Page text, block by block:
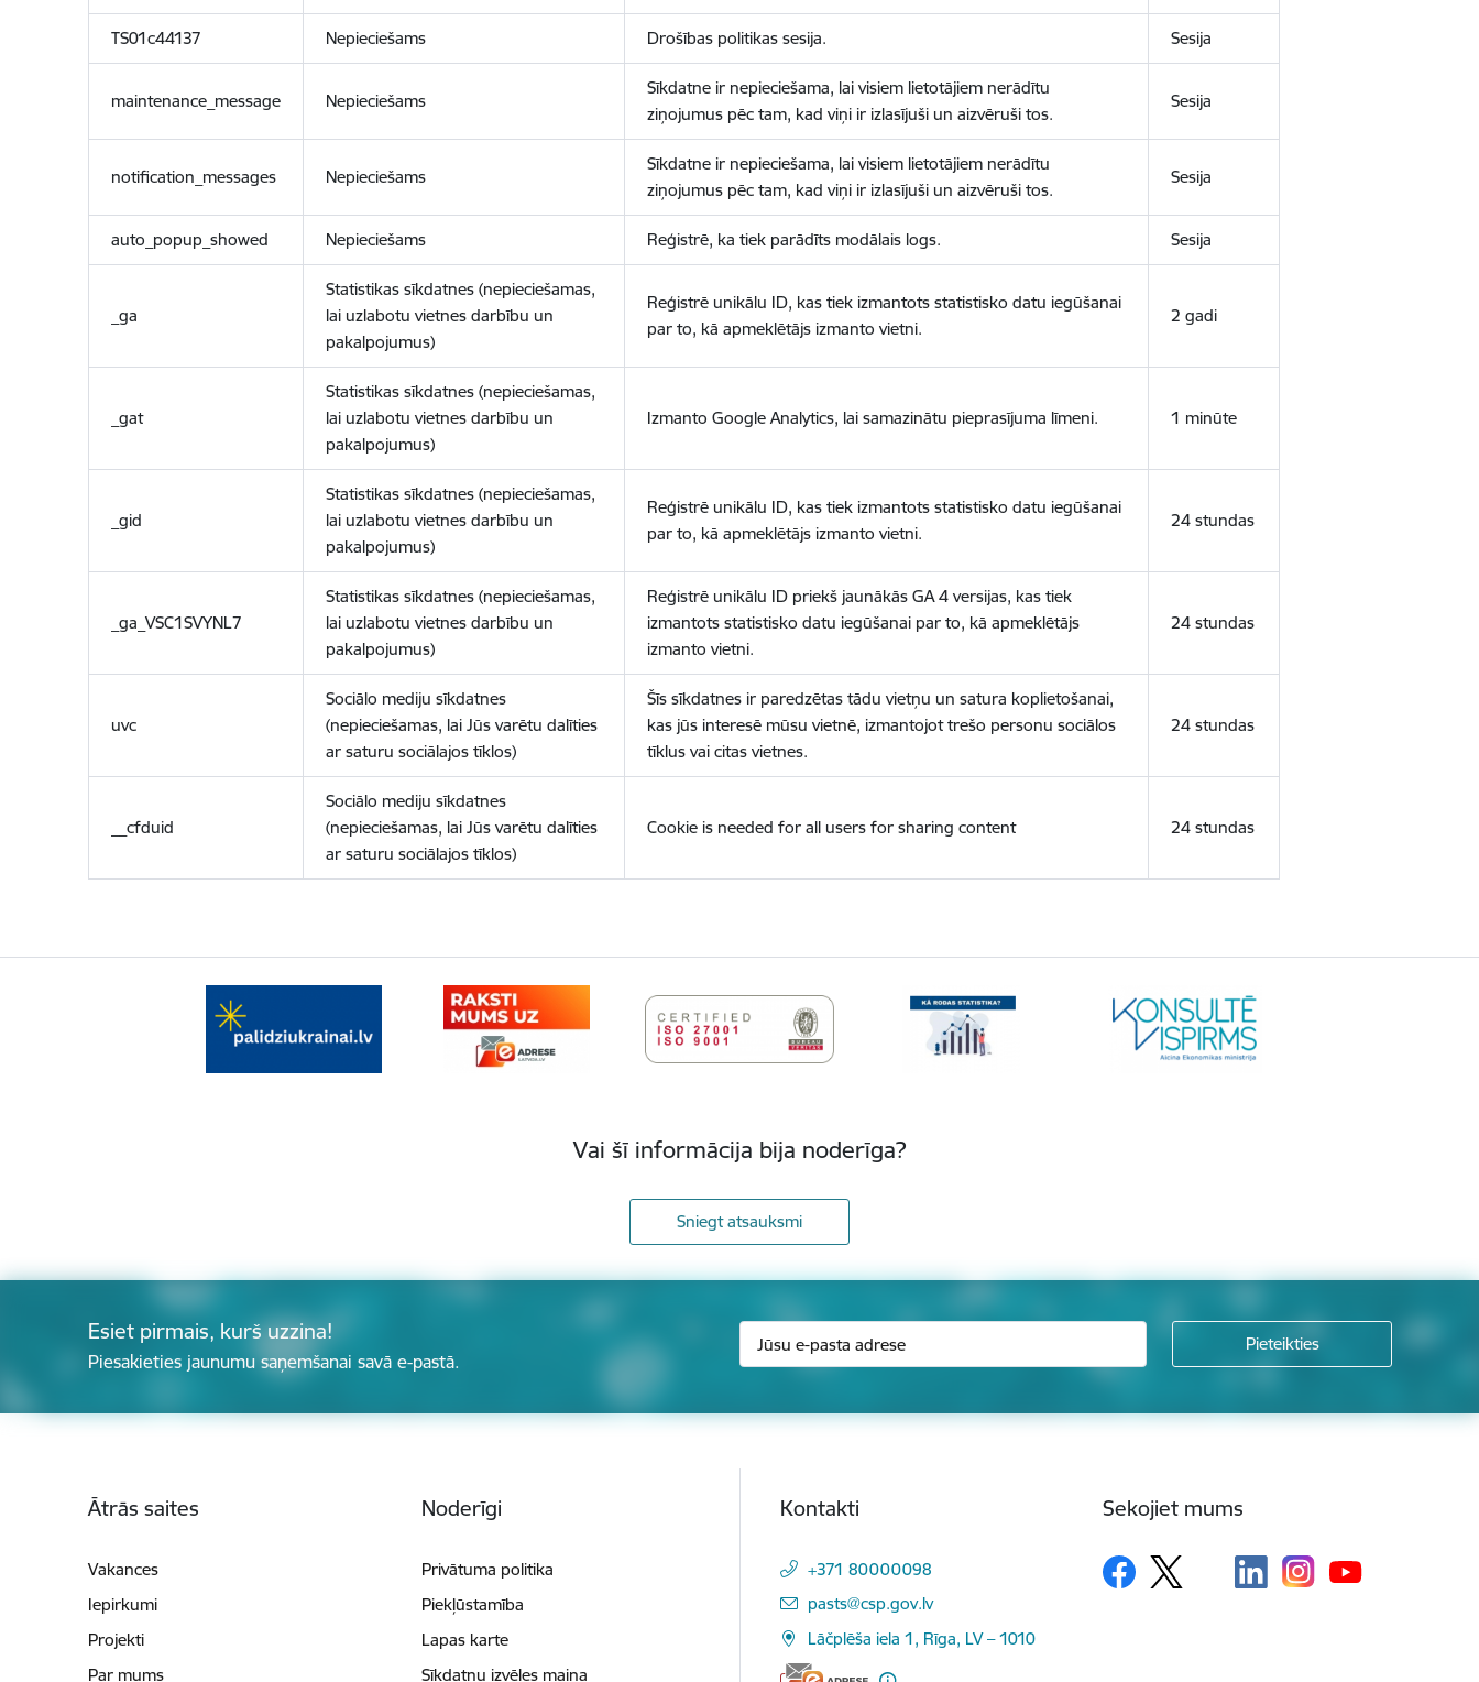
TS01c44137 Nepieciešams Drošības politikas sesija. Sesija
maintenance_message Nepieciešams
Sīkdatne ir nepieciešama, lai visiem lietotājiem nerādītu
ziņojumus pēc tam, kad viņi ir izlasījuši un aizvēruši tos.
Sesija
notification_messages Nepieciešams
Sīkdatne ir nepieciešama, lai visiem lietotājiem nerādītu
ziņojumus pēc tam, kad viņi ir izlasījuši un aizvēruši tos.
Sesija
auto_popup_showed Nepieciešams Reģistrē, ka tiek parādīts modālais logs. Sesija
_ga
Statistikas sīkdatnes (nepieciešamas,
lai uzlabotu vietnes darbību un
pakalpojumus)
Reģistrē unikālu ID, kas tiek izmantots statistisko datu iegūšanai
par to, kā apmeklētājs izmanto vietni.
2 gadi
_gat
Statistikas sīkdatnes (nepieciešamas,
lai uzlabotu vietnes darbību un
pakalpojumus)
Izmanto Google Analytics, lai samazinātu pieprasījuma līmeni. 1 minūte
_gid
Statistikas sīkdatnes (nepieciešamas,
lai uzlabotu vietnes darbību un
pakalpojumus)
Reģistrē unikālu ID, kas tiek izmantots statistisko datu iegūšanai
par to, kā apmeklētājs izmanto vietni.
24 stundas
_ga_VSC1SVYNL7
Statistikas sīkdatnes (nepieciešamas,
lai uzlabotu vietnes darbību un
pakalpojumus)
Reģistrē unikālu ID priekš jaunākās GA 4 versijas, kas tiek
izmantots statistisko datu iegūšanai par to, kā apmeklētājs
izmanto vietni.
24 stundas
uvc
Sociālo mediju sīkdatnes
(nepieciešamas, lai Jūs varētu dalīties
ar saturu sociālajos tīklos)
Šīs sīkdatnes ir paredzētas tādu vietņu un satura koplietošanai,
kas jūs interesē mūsu vietnē, izmantojot trešo personu sociālos
tīklus vai citas vietnes.
24 stundas
__cfduid
Sociālo mediju sīkdatnes
(nepieciešamas, lai Jūs varētu dalīties
ar saturu sociālajos tīklos)
Cookie is needed for all users for sharing content 24 stundas
Vai šī informācija bija noderīga?
Sniegt atsauksmi
Esiet pirmais, kurš uzzina!
Piesakieties jaunumu saņemšanai savā e-pastā.
Ātrās saites
Vakances
Iepirkumi
Projekti
Par mums
Noderīgi
Privātuma politika
Piekļūstamība
Lapas karte
Sīkdatņu izvēles maiņa
Kontakti
+371 80000098
E-pasts:
pasts@csp.gov.lv
Lāčplēša iela 1, Rīga, LV – 1010
Sekojiet mums